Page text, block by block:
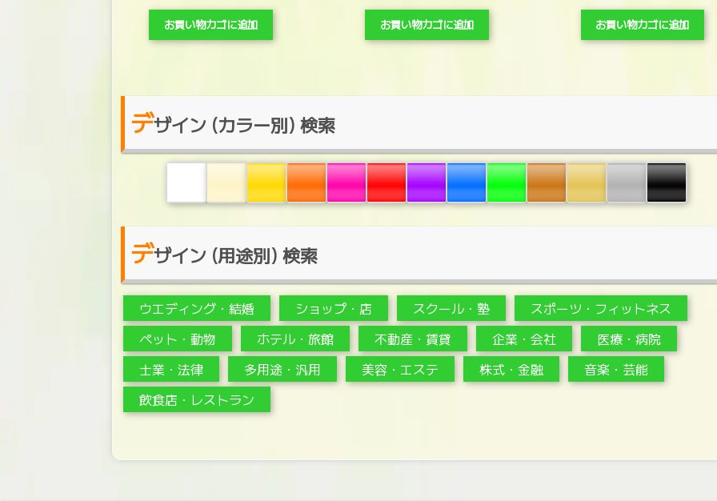
お買い物カゴに追加 お買い物カゴに追加 お買い物カゴに追加
デザイン (カラー別) 検索
デザイン (用途別) 検索
ウエディング・結婚 ショップ・店 スクール・塾
スポーツ・フィットネス
ペット・動物
ホテル・旅館 不動産・賃貸 企業・会社
医療・病院
士業・法律
多用途・汎用 美容・エステ 株式・金融
音楽・芸能
飲食店・レストラン